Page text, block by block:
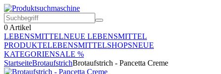
0 Artikel
LEBENSMITTELNEUE LEBENSMITTEL
PRODUKTELEBENSMITTELSHOPSNEUE
KATEGORIENSALE %
StartseiteBrotaufstrichBrotaufstrich - Pancetta Creme